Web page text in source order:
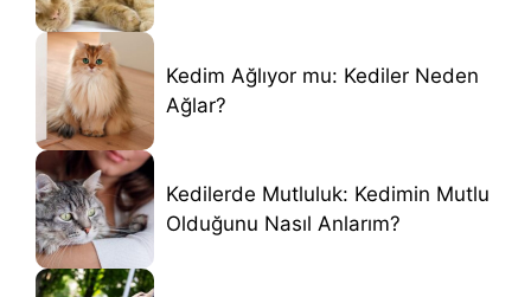
Kedim Ağlıyor mu: Kediler Neden
Ağlar?
Kedilerde Mutluluk: Kedimin Mutlu
Olduğunu Nasıl Anlarım?